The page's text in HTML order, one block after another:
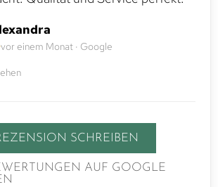
vor einem Monat · Google
SCHREIBEN
AUF GOOGLE